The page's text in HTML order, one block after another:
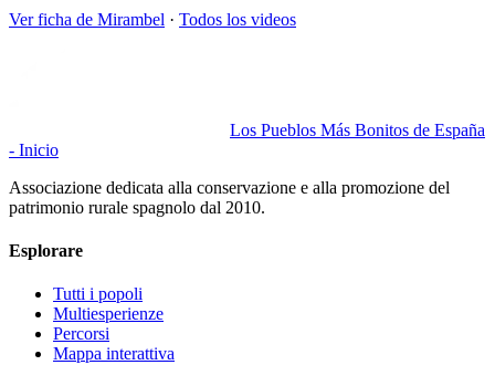
Ver ficha de Mirambel · Todos los videos
Los Pueblos Más Bonitos de España
- Inicio
Associazione dedicata alla conservazione e alla promozione del
patrimonio rurale spagnolo dal 2010.
Esplorare
Tutti i popoli
Multiesperienze
Percorsi
Mappa interattiva